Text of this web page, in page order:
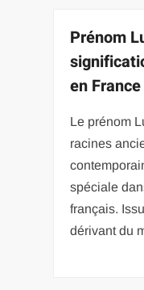
Prénom
en France
Le prénom
racines
spéciale
français.
dérivant du